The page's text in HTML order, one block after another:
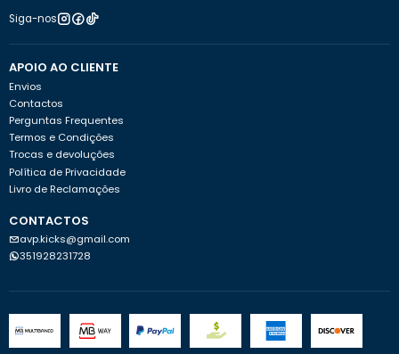
Siga-nos
APOIO AO CLIENTE
Envios
Contactos
Perguntas Frequentes
Termos e Condições
Trocas e devoluções
Política de Privacidade
Livro de Reclamações
CONTACTOS
avp.kicks@gmail.com
351928231728